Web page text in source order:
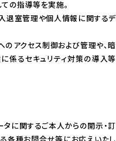
の指導等を実施。
退室管理や個人情報に関するデ
のアクセス制御および管理や、暗
係るセキュリティ対策の導入等
に関するご本人からの開示・訂